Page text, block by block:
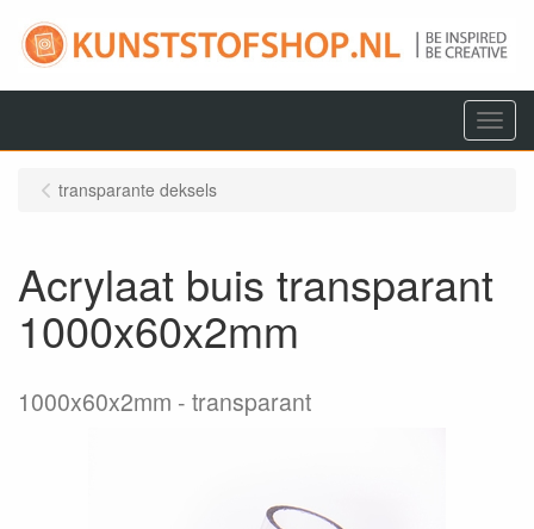
Menu
transparante deksels
Acrylaat buis transparant
1000x60x2mm
1000x60x2mm transparant